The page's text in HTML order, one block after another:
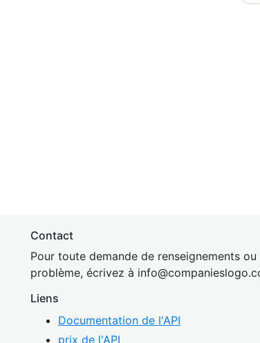
Contact
Pour toute demande de renseignements
problème, écrivez à info@companies
Liens
Documentation de l'API
prix de l'API